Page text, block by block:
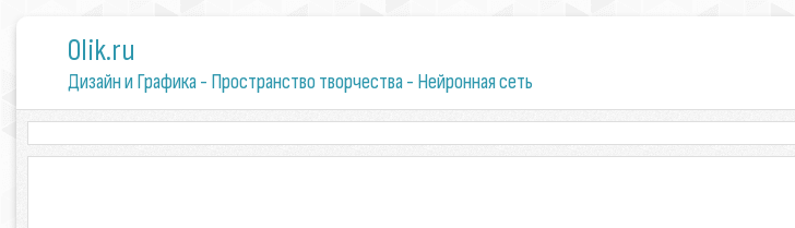
0lik.ru
Дизайн и Графика - Пространство творчества - Нейронная сеть